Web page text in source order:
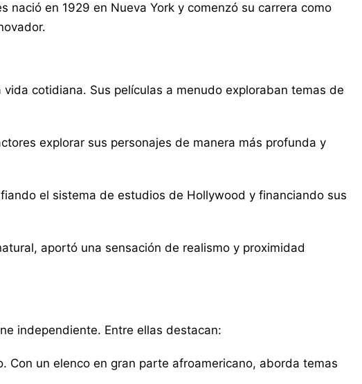
en 1929 en Nueva York y comenzó su carrera como
cotidiana. Sus películas a menudo exploraban temas de
explorar sus personajes de manera más profunda y
el sistema de estudios de Hollywood y financiando sus
aportó una sensación de realismo y proximidad
independiente. Entre ellas destacan:
un elenco en gran parte afroamericano, aborda temas